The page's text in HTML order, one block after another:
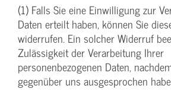
(1) Falls Sie eine Einwilligung zur
Daten erteilt haben, können Sie
widerrufen. Ein solcher Widerruf
Zulässigkeit der Verarbeitung Ihrer
personenbezogenen Daten,
gegenüber uns ausgesprochen